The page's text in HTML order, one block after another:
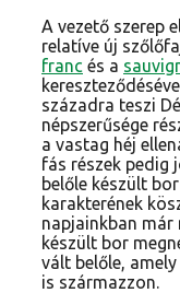
A vezető szerep
relatíve új
franc és a
századra teszi
népszerűsége
a vastag héj
fás részek pedig
belőle készült
karakterének
napjainkban már
készült bor
vált belőle,
is származzon.